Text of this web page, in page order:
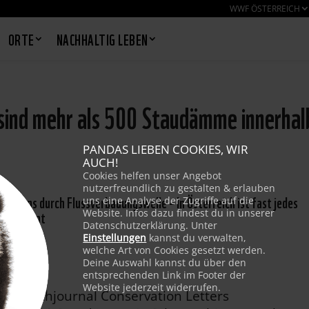
WWF ÖSTERREICH
ORTE NACHHALTIG LEBEN
mehr als 500 Staudämme
durch Flussverbauungswelle – In Österreich ist fast jedes
geplant
Fachjournal Conservation Letters
PANDAS LIEBEN COOKIES, WIR
AUCH!
Cookies helfen unser Angebot
nutzerfreundlich zu gestalten & erlauben
uns eine Analyse der Zugriffe auf die
Website. Infos dazu findest du in unserer
Datenschutzerklärung. Unter
Einstellungen kannst du verwalten,
welche Art von Cookies gesetzt werden.
Deine Auswahl kannst du über den
entsprechenden Link im Footer der
Website jederzeit widerrufen.